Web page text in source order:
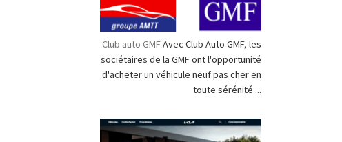
Club auto GMFAvec Club Auto GMF, les
sociétaires de la GMF ont l'opportunité
d'acheter un véhicule neuf pas cher en
toute sérénité ...